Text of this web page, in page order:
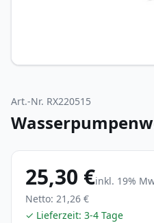
Art.-Nr. RX220515
25,30 €inkl. 19%
Netto: 21,26 €
✓ Lieferzeit: 3-4 Tage